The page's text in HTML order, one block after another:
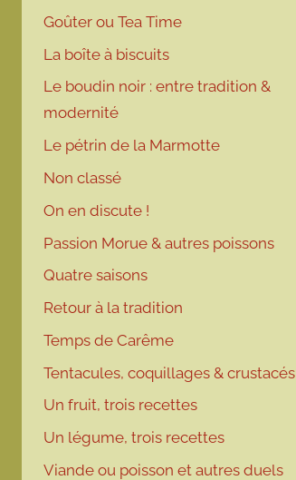
Goûter ou Tea Time
La boîte à biscuits
Le boudin noir : entre tradition &
modernité
Le pétrin de la Marmotte
Non classé
On en discute !
Passion Morue & autres poissons
Quatre saisons
Retour à la tradition
Temps de Carême
Tentacules, coquillages & crustacés
Un fruit, trois recettes
Un légume, trois recettes
Viande ou poisson et autres duels